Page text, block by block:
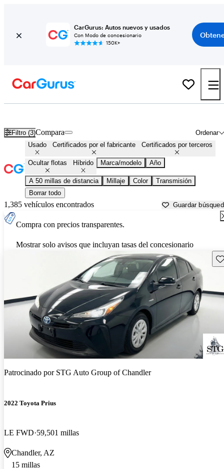
CarGurus: Autos nuevos y usados
Con Modo de concesionario
150K+
Filtro (3) Ordenar
Compara
Usado Certificados por el fabricante Certificados por terceros
Ocultar flotas Híbrido Marca/modelo Año
A 50 millas de distancia Millaje Color
Transmisión
Borrar todo
1,385 vehículos encontrados Guardar
Compra con precios transparentes.
Mostrar solo avisos que incluyan tasas del concesionario
Patrocinado por STG Auto Group of Chandler
2022 Toyota Prius
LE FWD 59,501 millas
Chandler, AZ
15 millas